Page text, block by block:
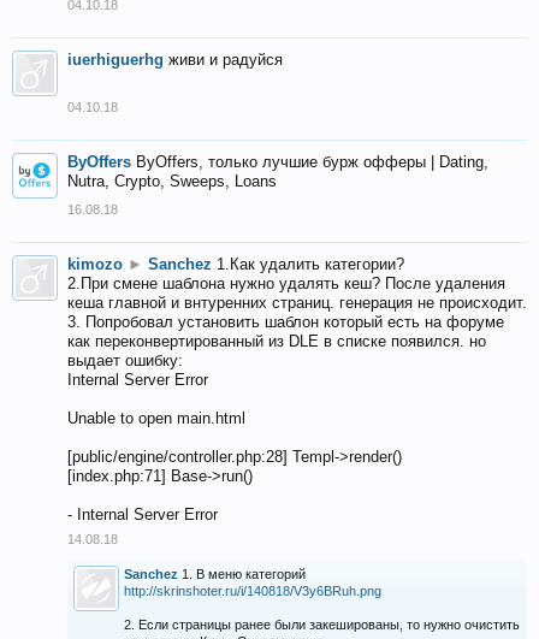
04.10.18
iuerhiguerhg живи и радуйся
04.10.18
ByOffers ByOffers, только лучшие бурж офферы | Dating,
Nutra, Crypto, Sweeps, Loans
16.08.18
kimozo ► Sanchez 1.Как удалить категории?
2.При смене шаблона нужно удалять кеш? После удаления
кеша главной и внтуренних страниц. генерация не происходит.
3. Попробовал установить шаблон который есть на форуме
как переконвертированный из DLE в списке появился. но
выдает ошибку:
Internal Server Error
Unable to open main.html
[public/engine/controller.php:28] Templ->render()
[index.php:71] Base->run()
- Internal Server Error
14.08.18
Sanchez 1. В меню категорий
http://skrinshoter.ru/i/140818/V3y6BRuh.png
2. Если страницы ранее были закешированы, то нужно очистить